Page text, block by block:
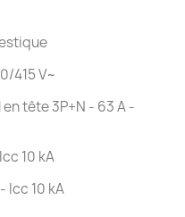
415 V~
tête 3P+N - 63 A -
10 kA
Icc 10 kA